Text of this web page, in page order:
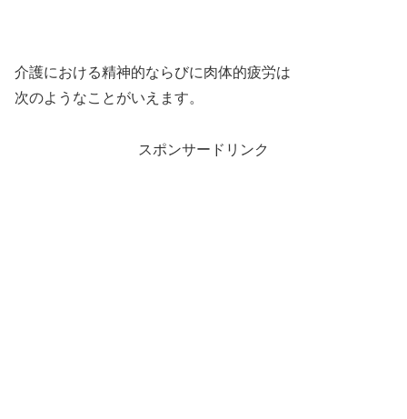
介護における精神的ならびに肉体的疲労は
次のようなことがいえます。
スポンサードリンク